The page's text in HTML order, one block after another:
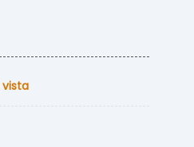
vista